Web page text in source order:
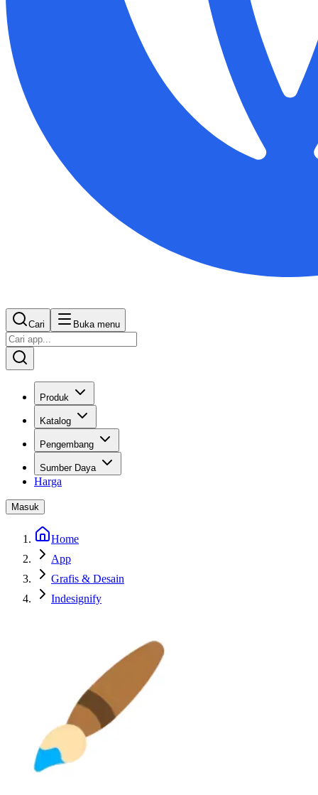
Cari Buka menu
Produk
Katalog
Pengembang
Sumber Daya
Harga
Masuk
Home
App
Grafis & Desain
Indesignify